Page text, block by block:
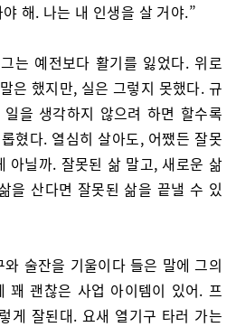
해. 나는 내 인생을 살 거야.”
는 예전보다 활기를 잃었다. 위로
은 했지만, 실은 그렇지 못했다. 규
을 생각하지 않으려 하면 할수록
혔다. 열심히 살아도, 어쨌든 잘못
아닐까. 잘못된 삶 말고, 새로운 삶
을 산다면 잘못된 삶을 끝낼 수 있
술잔을 기울이다 들은 말에 그의
꽤 괜찮은 사업 아이템이 있어. 프
게 잘된대. 요새 열기구 타러 가는